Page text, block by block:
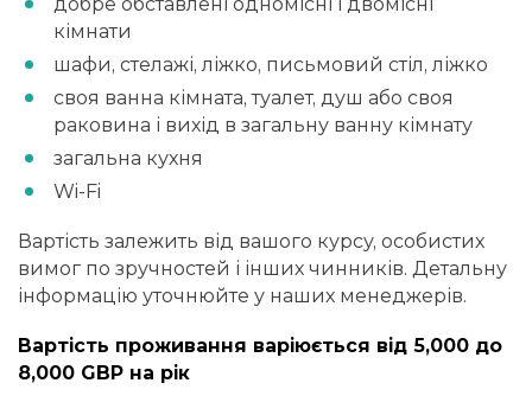
кімнати
шафи, стелажі, ліжко, письмовий стіл, ліжко
своя ванна кімната, туалет, душ або своя
раковина і вихід в загальну ванну кімнату
загальна кухня
Wi-Fi
Вартість залежить від вашого курсу, особистих
вимог по зручностей і інших чинників. Детальну
інформацію уточнюйте у наших менеджерів.
Вартість проживання варіюється від 5,000 до
8,000 GBP на рік